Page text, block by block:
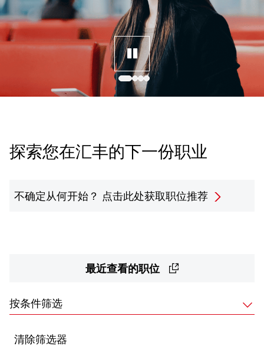
探索您在汇丰的下一份职业
不确定从何开始？ 点击此处获取职位推荐
最近查看的职位
按条件筛选
清除筛选器